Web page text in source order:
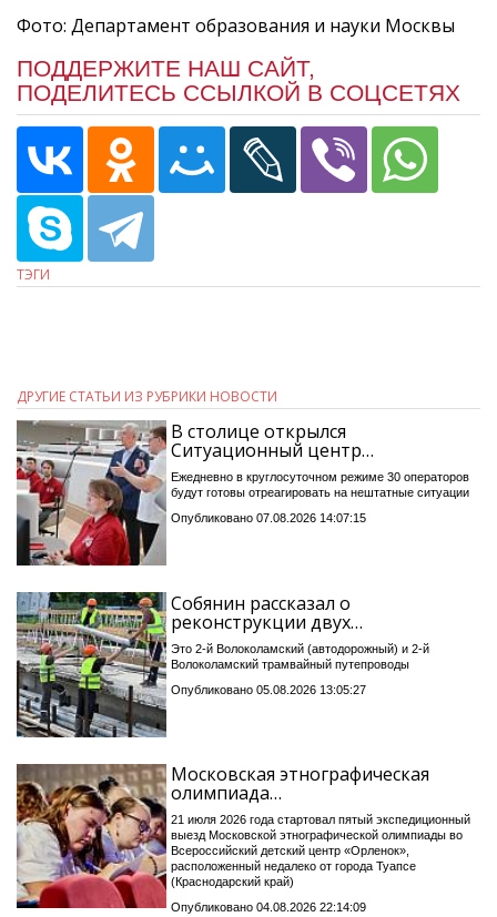
Фото: Департамент образования и науки Москвы
ПОДДЕРЖИТЕ НАШ САЙТ,
ПОДЕЛИТЕСЬ ССЫЛКОЙ В СОЦСЕТЯХ
ТЭГИ
ДРУГИЕ СТАТЬИ ИЗ РУБРИКИ НОВОСТИ
В столице открылся
Ситуационный центр…
Ежедневно в круглосуточном режиме 30 операторов
будут готовы отреагировать на нештатные ситуации
Опубликовано 07.08.2026 14:07:15
Собянин рассказал о
реконструкции двух…
Это 2-й Волоколамский (автодорожный) и 2-й
Волоколамский трамвайный путепроводы
Опубликовано 05.08.2026 13:05:27
Московская этнографическая
олимпиада…
21 июля 2026 года стартовал пятый экспедиционный
выезд Московской этнографической олимпиады во
Всероссийский детский центр «Орленок»,
расположенный недалеко от города Туапсе
(Краснодарский край)
Опубликовано 04.08.2026 22:14:09